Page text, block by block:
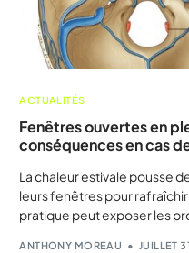
ACTUALITÉS
Fenêtres ouvertes en
conséquences en cas
La chaleur estivale pousse
leurs fenêtres pour
pratique peut exposer les
ANTHONY MOREAU JUILLET